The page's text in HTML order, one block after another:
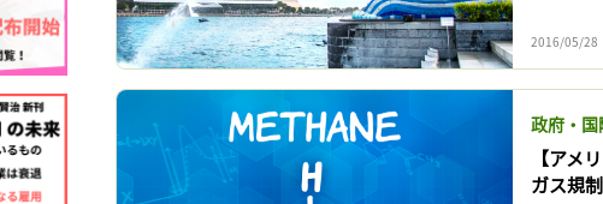
2016/05/28
政府・国
【アメ
ガス規